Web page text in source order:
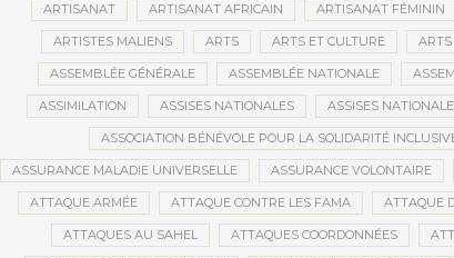
ARTISANAT ARTISANAT AFRICAIN ARTISANAT FÉMININ
ARTISTES MALIENS ARTS ARTS ET CULTURE
ASSEMBLÉE GÉNÉRALE ASSEMBLÉE NATIONALE
ASSIMILATION ASSISES NATIONALES ASSISES
ASSOCIATION BÉNÉVOLE POUR LA SOLIDARITÉ
ASSURANCE MALADIE UNIVERSELLE ASSURANCE VOLONTAIRE
ATTAQUE ARMÉE ATTAQUE CONTRE LES FAMA ATTAQUE
ATTAQUES AU SAHEL ATTAQUES COORDONNÉES